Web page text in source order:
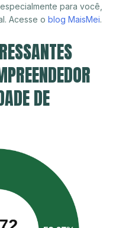
para você,
Acesse o blog MaisMei.
DE